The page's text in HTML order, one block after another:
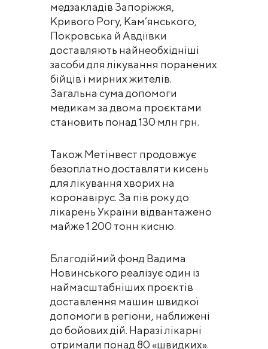
медзакладів Запоріжжя,
Кривого Рогу, Кам’янського,
Покровська й Авдіївки
доставляють найнеобхідніші
засоби для лікування поранених
бійців і мирних жителів.
Загальна сума допомоги
медикам за двома проєктами
становить понад 130 млн грн.
Також Метінвест продовжує
безоплатно доставляти кисень
для лікування хворих на
коронавірус. За пів року до
лікарень України відвантажено
майже 1 200 тонн кисню.
Благодійний фонд Вадима
Новинського реалізує один із
наймасштабніших проєктів
доставлення машин швидкої
допомоги в регіони, наближені
до бойових дій. Наразі лікарні
отримали понад 80 «швидких».